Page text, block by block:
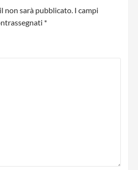
non sarà pubblicato. I campi
*